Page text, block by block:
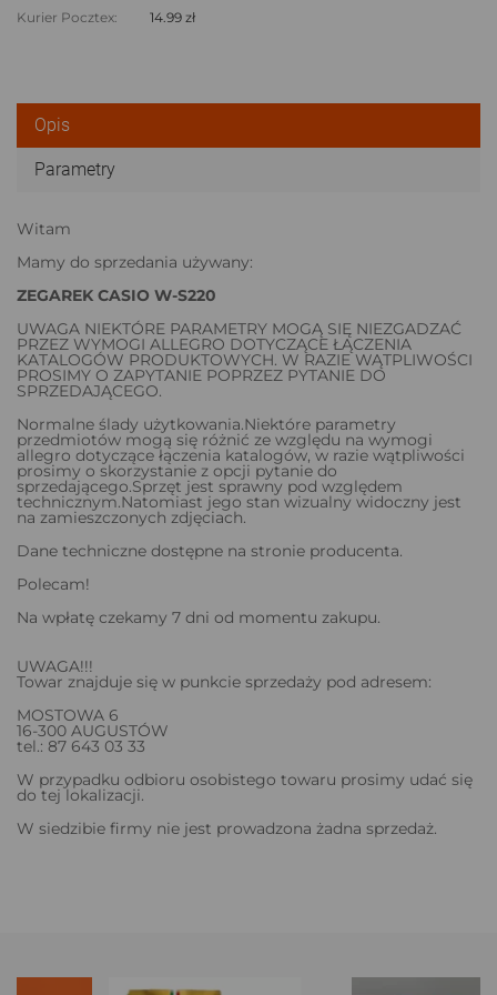
Kurier Pocztex:
14.99 zł
Opis
Parametry
Witam
Mamy do sprzedania używany:
ZEGAREK CASIO W-S220
UWAGA NIEKTÓRE PARAMETRY MOGĄ SIĘ NIEZGADZAĆ
PRZEZ WYMOGI ALLEGRO DOTYCZĄCE ŁĄCZENIA
KATALOGÓW PRODUKTOWYCH. W RAZIE WĄTPLIWOŚCI
PROSIMY O ZAPYTANIE POPRZEZ PYTANIE DO
SPRZEDAJĄCEGO.
Normalne ślady użytkowania.Niektóre parametry
przedmiotów mogą się różnić ze względu na wymogi
allegro dotyczące łączenia katalogów, w razie wątpliwości
prosimy o skorzystanie z opcji pytanie do
sprzedającego.Sprzęt jest sprawny pod względem
technicznym.Natomiast jego stan wizualny widoczny jest
na zamieszczonych zdjęciach.
Dane techniczne dostępne na stronie producenta.
Polecam!
Na wpłatę czekamy 7 dni od momentu zakupu.
UWAGA!!!
Towar znajduje się w punkcie sprzedaży pod adresem:
MOSTOWA 6
16-300 AUGUSTÓW
tel.: 87 643 03 33
W przypadku odbioru osobistego towaru prosimy udać się
do tej lokalizacji.
W siedzibie firmy nie jest prowadzona żadna sprzedaż.